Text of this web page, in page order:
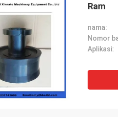
Ram
nama:
Aplikasi: